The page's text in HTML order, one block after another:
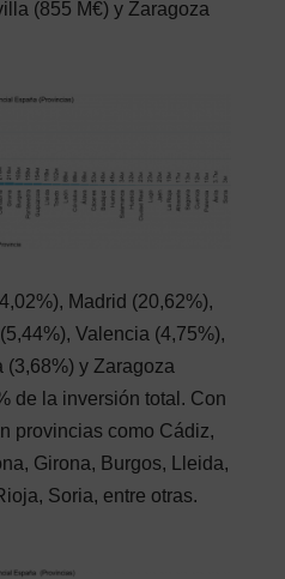
(855 M€) y Zaragoza
Madrid (20,62%),
Valencia (4,75%),
(3,68%) y Zaragoza
de la inversión total. Con
provincias como Cádiz,
Girona, Burgos, Lleida,
Soria, entre otras.